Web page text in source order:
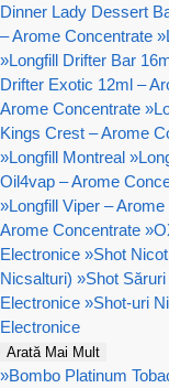
Dinner Lady Dessert
– Arome Concentrate »
»Longfill Drifter Bar
Drifter Exotic 12ml –
Arome Concentrate »
Kings Crest – Arome
»Longfill Montreal »
Oil4vap – Arome
»Longfill Viper –
Arome Concentrate »
Electronice »Shot
Nicsalturi) »Shot
Electronice »Shot-uri
Electronice
Arată Mai Mult
»Bombo Platinum